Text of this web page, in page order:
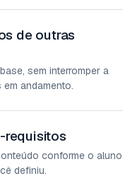
de outras
sem interromper a
andamento.
requisitos
conforme o aluno
definiu.